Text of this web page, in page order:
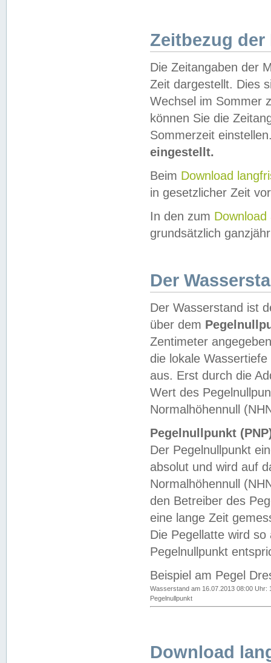
Zeitbezug der
Die Zeitangaben der
Zeit dargestellt. Dies
Wechsel im Sommer
können Sie die
Sommerzeit
eingestellt.
Beim Download
in gesetzlicher Zeit
In den zum Download
grundsätzlich
Der
Der Wasserstand ist
über dem
Zentimeter
die lokale
aus. Erst durch die
Wert des
Normalhöhennull
Pegelnullpunkt
Der Pegelnullpunkt
absolut und wird auf
Normalhöhennull
den Betreiber des
eine lange Zeit
Die Pegellatte wird
Pegelnullpunkt
Beispiel am Pegel
Wasserstand am 16.07.2013 08:00 Uhr:
Pegelnullpunkt
Download